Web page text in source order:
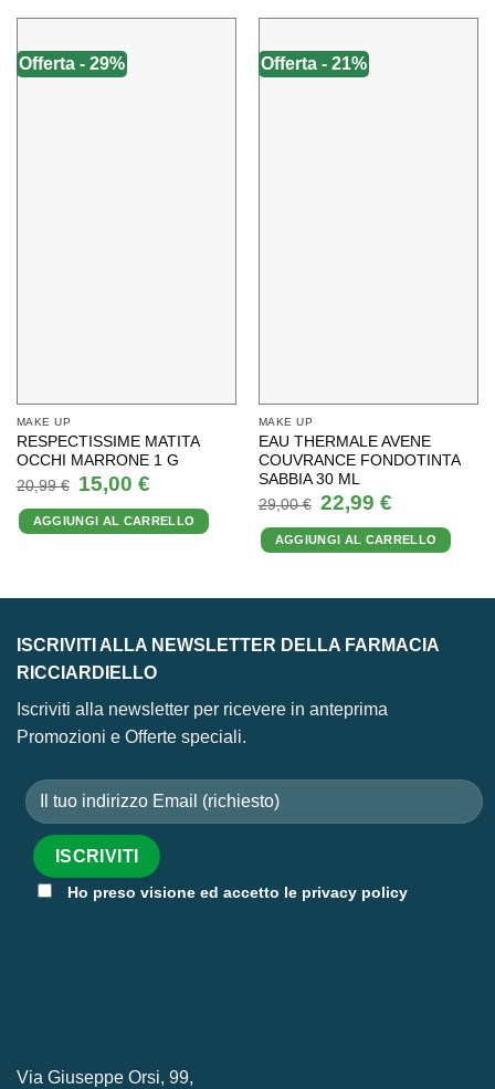
Offerta - 29%
MAKE UP
RESPECTISSIME MATITA
OCCHI MARRONE 1 G
20,99€
Il
prezzo
originale
era:
20,99 €.
15,00 €Il
prezzo
attuale
è:
15,00 €.
AGGIUNGI AL CARRELLO
Offerta - 21%
MAKE UP
EAU THERMALE AVENE
COUVRANCE FONDOTINTA
SABBIA 30 ML
29,00€
Il
prezzo
originale
era:
29,00 €.
22,99 €Il
prezzo
attuale
è:
22,99 €.
AGGIUNGI AL CARRELLO
ISCRIVITI ALLA NEWSLETTER DELLA FARMACIA
RICCIARDIELLO
Iscriviti alla newsletter per ricevere in anteprima
Promozioni e Offerte speciali.
Ho preso visione ed accetto le privacy policy
Via Giuseppe Orsi, 99,